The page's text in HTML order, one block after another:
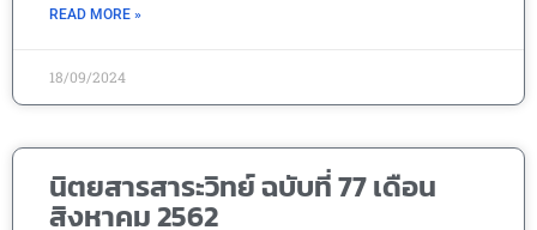
READ MORE »
18/09/2024
นิตยสารสาระวิทย์ ฉบับที่ 77 เดือน
สิงหาคม 2562